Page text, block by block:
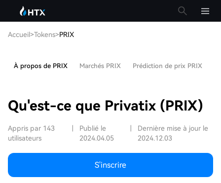
Accueil>Tokens>PRIX
À propos de PRIX Marchés PRIX Prédiction de prix PRIX
Qu'est-ce que Privatix (PRIX)
Appris par 143
utilisateurs
Publié le
2024.04.05
Dernière mise à jour le
2024.12.03
S'inscrire